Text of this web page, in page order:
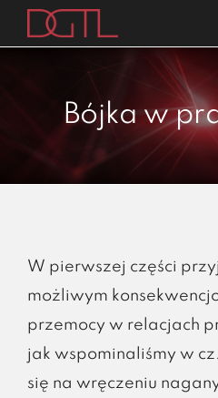
Przejdź
specjalizacje
publikacje
Bójka w
W pierwszej części
możliwym
przemocy w relacjach
jak wspominaliśmy w
się na wręczeniu